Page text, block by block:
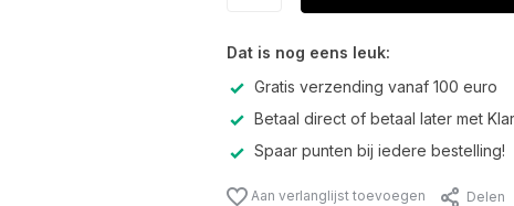
Dat is nog eens leuk:
Gratis verzending vanaf 100 euro
Betaal direct of betaal later met
Spaar punten bij iedere bestelling!
Aan verlanglijst toevoegen Delen